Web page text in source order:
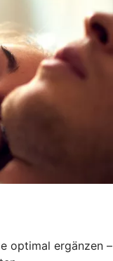
optimal ergänzen –